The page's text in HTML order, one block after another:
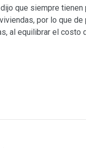
que siempre
por lo que
al equilibrar el costo